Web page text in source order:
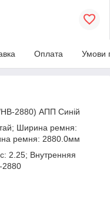
Оплата Умови
2880) АПП Синій
Ширина ремня:
ремня: 2880.0мм
2.25; Внутренняя
2880